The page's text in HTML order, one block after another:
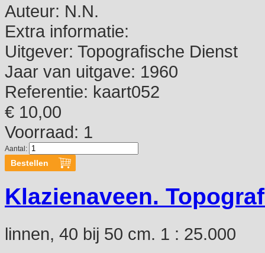
Auteur: N.N.
Extra informatie:
Uitgever: Topografische Dienst
Jaar van uitgave: 1960
Referentie: kaart052
€ 10,00
Voorraad: 1
Aantal:
Klazienaveen.
linnen, 40 bij 50 cm. 1 : 25.000